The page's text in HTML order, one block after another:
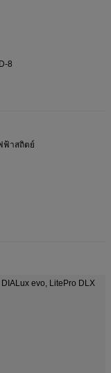
8
ฟ้าสถิตย์
evo, LitePro DLX